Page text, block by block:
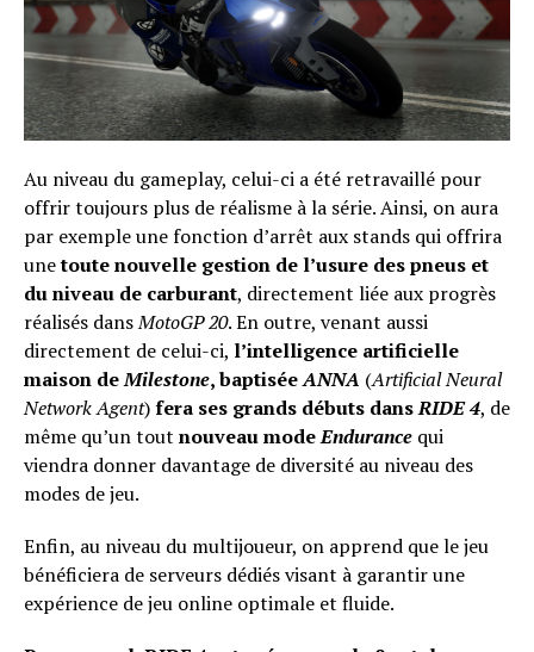
Au niveau du gameplay, celui-ci a été retravaillé pour
offrir toujours plus de réalisme à la série. Ainsi, on aura
par exemple une fonction d’arrêt aux stands qui offrira
unetoute nouvelle gestion de l’usure des pneus et
du niveau de carburant, directement liée aux progrès
réalisés dansMotoGP 20. En outre, venant aussi
directement de celui-ci, l’intelligence artificielle
maison deMilestone, baptiséeANNA (Artificial Neural
Network Agent)fera ses grands débuts dansRIDE 4, de
même qu’un tout nouveau modeEndurance qui
viendra donner davantage de diversité au niveau des
modes de jeu.
Enfin, au niveau du multijoueur, on apprend que le jeu
bénéficiera de serveurs dédiés visant à garantir une
expérience de jeu online optimale et fluide.